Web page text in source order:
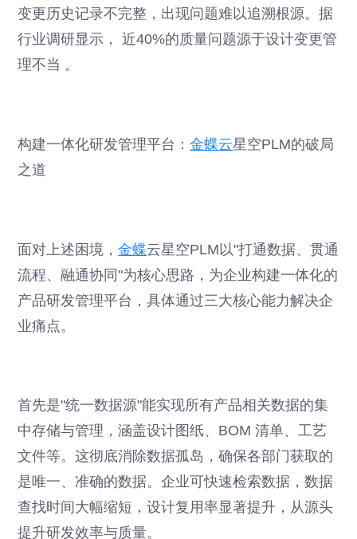
变更历史记录不完整，出现问题难以追溯根源。据
行业调研显示， 近40%的质量问题源于设计变更管
理不当 。
构建一体化研发管理平台：金蝶云星空PLM的破局
之道
面对上述困境，金蝶云星空PLM以"打通数据、贯通
流程、融通协同"为核心思路，为企业构建一体化的
产品研发管理平台，具体通过三大核心能力解决企
业痛点。
首先是"统一数据源"能实现所有产品相关数据的集
中存储与管理，涵盖设计图纸、BOM 清单、工艺
文件等。这彻底消除数据孤岛，确保各部门获取的
是唯一、准确的数据。企业可快速检索数据，数据
查找时间大幅缩短，设计复用率显著提升，从源头
提升研发效率与质量。